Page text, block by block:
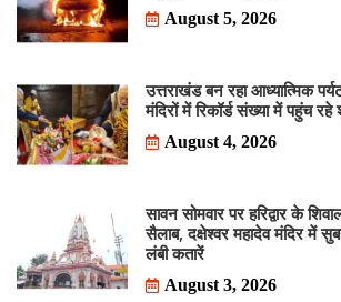
August 5, 2026
उत्तराखंड बन रहा आध्यात्मिक
मंदिरों में रिकॉर्ड संख्या में पहुंच रहे
August 4, 2026
सावन सोमवार पर हरिद्वार के
सैलाब, दक्षेश्वर महादेव मंदिर में
लंबी कतारें
August 3, 2026